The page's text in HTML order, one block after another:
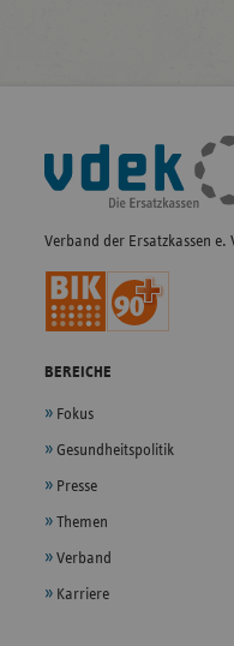
Fußleisten-
Navigation
Verband der Ersatzkassen e.
BEREICHE
Fokus
Gesundheitspolitik
Presse
Themen
Verband
Karriere